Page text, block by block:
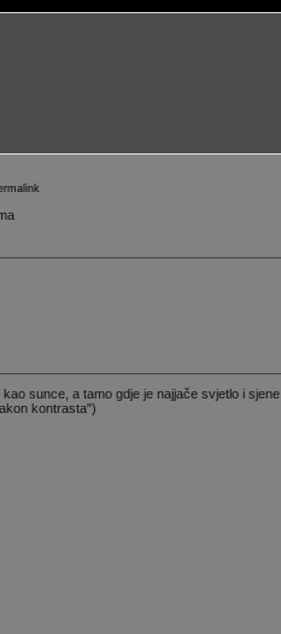
sunce, a tamo gdje je najjače svjetlo i sjene
kontrasta")